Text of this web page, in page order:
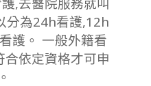
分為24h看護,12h
護。 一般外籍看
依定資格才可申